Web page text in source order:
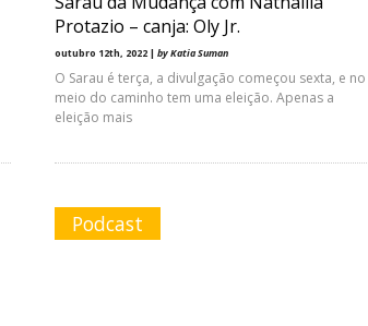
Protazio – canja: Oly Jr.
outubro 12th, 2022 | by Katia Suman
O Sarau é terça, a divulgação começou sexta, e no
meio do caminho tem uma eleição. Apenas a
eleição mais
Podcast